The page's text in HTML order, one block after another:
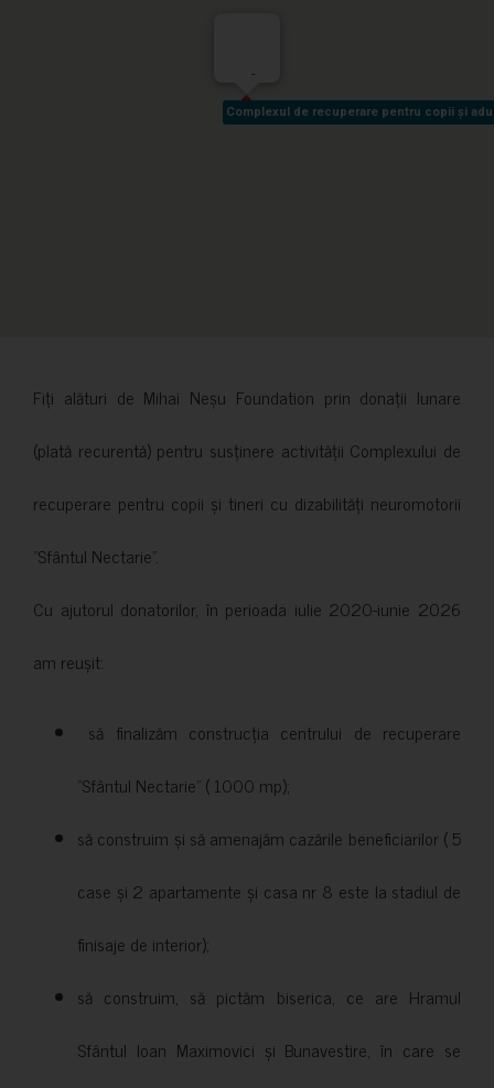
Complexul de recuperare pentru copii și
Complexul de recuperare pentru copii și
-
Fiți alături de Mihai Neșu Foundation prin donații lunare
(plată recurentă) pentru susținere activității Complexului de
recuperare pentru copii și tineri cu dizabilități neuromotorii
”Sfântul Nectarie”.
Cu ajutorul donatorilor, în perioada iulie 2020-iunie 2026
am reușit:
să finalizăm construcția centrului de recuperare
”Sfântul Nectarie” ( 1000 mp);
să construim și să amenajăm cazările beneficiarilor ( 5
case și 2 apartamente și casa nr 8 este la stadiul de
finisaje de interior);
să construim, să pictăm biserica, ce are Hramul
Sfântul Ioan Maximovici și Bunavestire, în care se